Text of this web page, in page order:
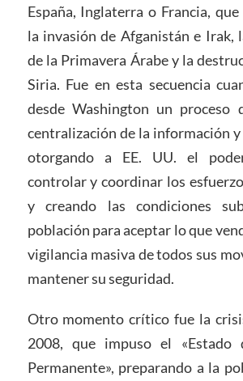
España, Inglaterra o Francia,
la invasión de Afganistán e Irak,
de la Primavera Árabe y la
Siria. Fue en esta secuencia
desde Washington un proceso
centralización de la información
otorgando a EE. UU. el
controlar y coordinar los
y creando las condiciones
población para aceptar lo que
vigilancia masiva de todos sus
mantener su seguridad.
Otro momento crítico fue la
2008, que impuso el «Estado
Permanente», preparando a la